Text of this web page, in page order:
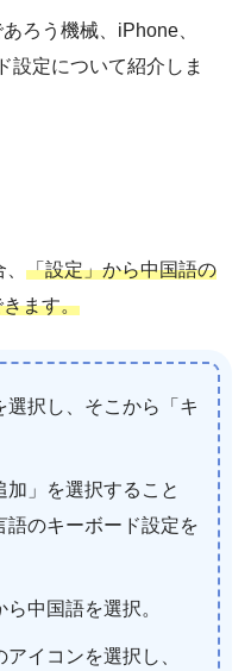
ろう機械、iPhone、
設定について紹介しま
「設定」から中国語の
ます。
選択し、そこから「キ
加」を選択すること
語のキーボード設定を
ら中国語を選択。
イコンを選択し、